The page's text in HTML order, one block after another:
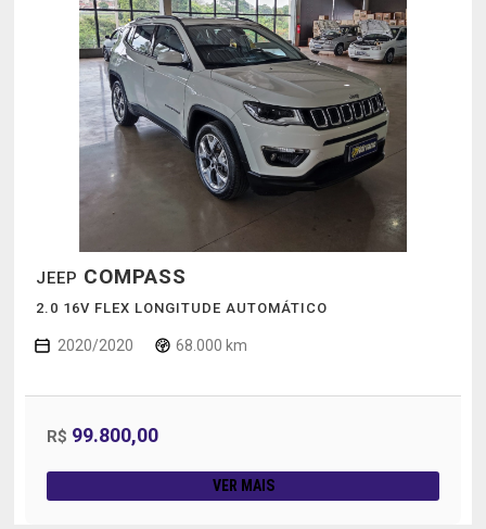
JEEP COMPASS
2.0 16V FLEX LONGITUDE AUTOMÁTICO
2020/2020 68.000 km
R$ 99.800,00
VER MAIS